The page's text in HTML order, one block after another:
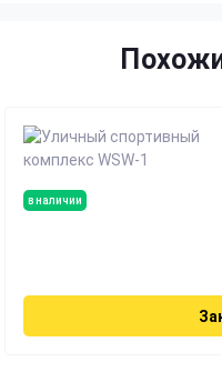
в наличии